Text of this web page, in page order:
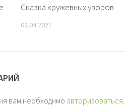
Сказка кружевных узоров
02.04.2021
вам необходимо авторизоваться